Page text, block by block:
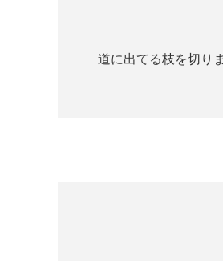
道に出てる枝を切り